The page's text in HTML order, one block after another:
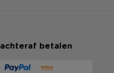
betalen